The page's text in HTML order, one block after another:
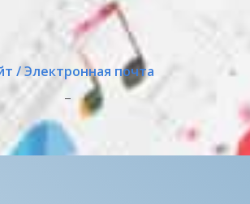
/ Электронная почта